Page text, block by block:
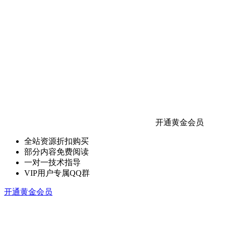
开通黄金会员
全站资源折扣购买
部分内容免费阅读
一对一技术指导
VIP用户专属QQ群
开通黄金会员